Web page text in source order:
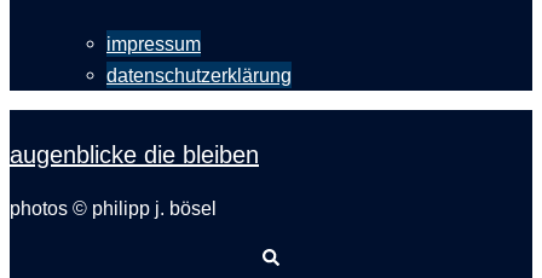
impressum
datenschutzerklärung
augenblicke die bleiben
photos © philipp j. bösel